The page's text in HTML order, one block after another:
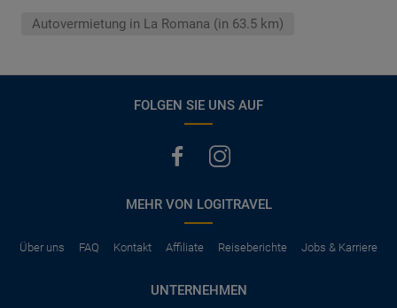
Parkhäuser, Maut, Steuern, Strafzettel
Autovermietung in La Romana (in 63.5 km)
FOLGEN SIE UNS AUF
MEHR VON LOGITRAVEL
Über uns FAQ Kontakt Affiliate Reiseberichte Jobs & Karriere
UNTERNEHMEN